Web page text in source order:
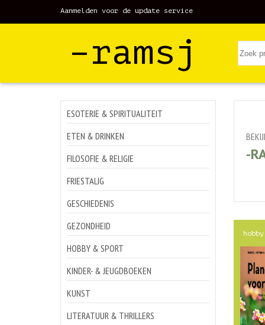
Aanmelden voor de update service
–ramsj
ESOTERIE & SPIRITUALITEIT
ETEN & DRINKEN
FILOSOFIE & RELIGIE
FRIESTALIG
GESCHIEDENIS
GEZONDHEID
HOBBY & SPORT
KINDER- & JEUGDBOEKEN
KUNST
LITERATUUR & THRILLERS
-